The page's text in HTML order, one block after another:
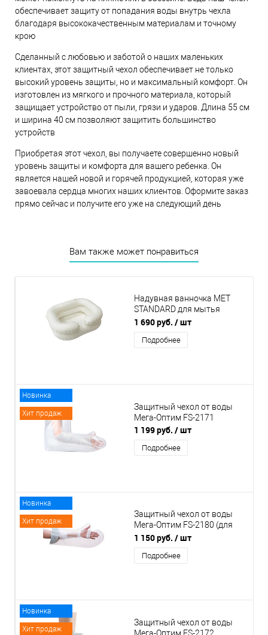
обеспечивает защиту от попадания воды внутрь чехла
благодаря высококачественным материалам и точному
крою
Сделанный с любовью и заботой о наших маленьких
клиентах, этот защитный чехол обеспечивает не только
высокий уровень защиты, но и максимальный комфорт. Он
изготовлен из мягкого и прочного материала, который
защищает устройство от пыли, грязи и ударов. Длина 55 см
и ширина 40 см позволяют защитить большинство
устройств
Приобретая этот чехол, вы получаете совершенно новый
уровень защиты и комфорта для вашего ребенка. Он
является нашей новой и горячей продукцией, которая уже
завоевала сердца многих наших клиентов. Оформите заказ
прямо сейчас и получите его уже на следующий день
Вам также может понравиться
Надувная ванночка MET
STANDARD для мытья
головы (арт. 17561)
1 690 руб. / шт
Подробнее
Новинка
Хит продаж
Защитный чехол от воды
Мега-Оптим FS-2171
1 199 руб. / шт
Подробнее
Новинка
Хит продаж
Защитный чехол от воды
Мега-Оптим FS-2180 (для
детей)
1 150 руб. / шт
Подробнее
Новинка
Хит продаж
Защитный чехол от воды